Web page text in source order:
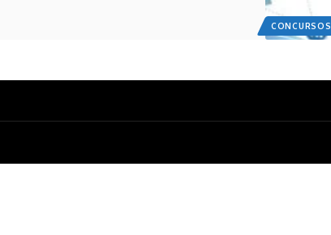
CONCURSOS